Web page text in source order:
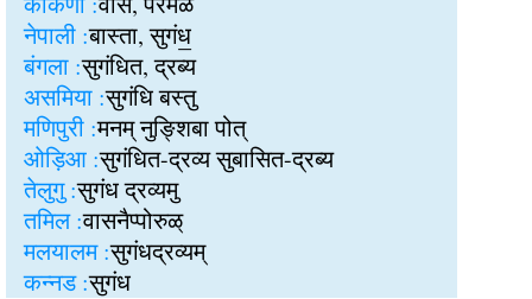
नेपाली :बास्ता, सुगंध॒
बंगला :सुगंधित, द्रब्य
असमिया :सुगंधि बस्तु
मणिपुरी :मनम् नुङ्शिबा पोत्
ओड़िआ :सुगंधित-द्रव्य सुबासित-द्रब्य
तेलुगु :सुगंध द्रव्यमु
तमिल :वासनैप्पोरुळ्
मलयालम :सुगंधद्रव्यम्
कन्नड :सुगंध